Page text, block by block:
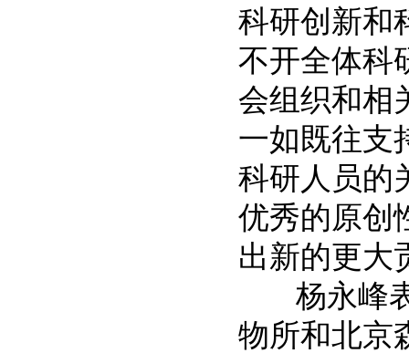
科研创新和
不开全体科
会组织和相
一如既往支
科研人员的
优秀的原创
出新的更大
杨永峰表
物所和北京